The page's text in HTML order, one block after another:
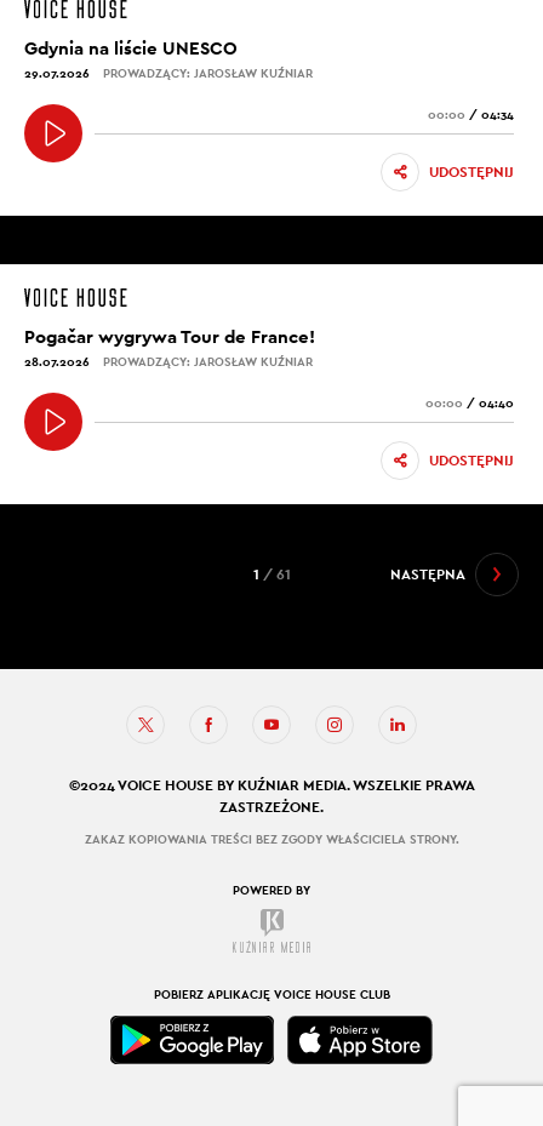
Gdynia na liście UNESCO
29.07.2026 PROWADZĄCY: JAROSŁAW KUŹNIAR
00:00 / 04:34
UDOSTĘPNIJ
Pogačar wygrywa Tour de France!
28.07.2026 PROWADZĄCY: JAROSŁAW KUŹNIAR
00:00 / 04:40
UDOSTĘPNIJ
NASTĘPNA
1 / 61
©2024 VOICE HOUSE BY KUŹNIAR MEDIA. WSZELKIE PRAWA
ZASTRZEŻONE.
ZAKAZ KOPIOWANIA TREŚCI BEZ ZGODY WŁAŚCICIELA STRONY.
POWERED BY
POBIERZ APLIKACJĘ VOICE HOUSE CLUB